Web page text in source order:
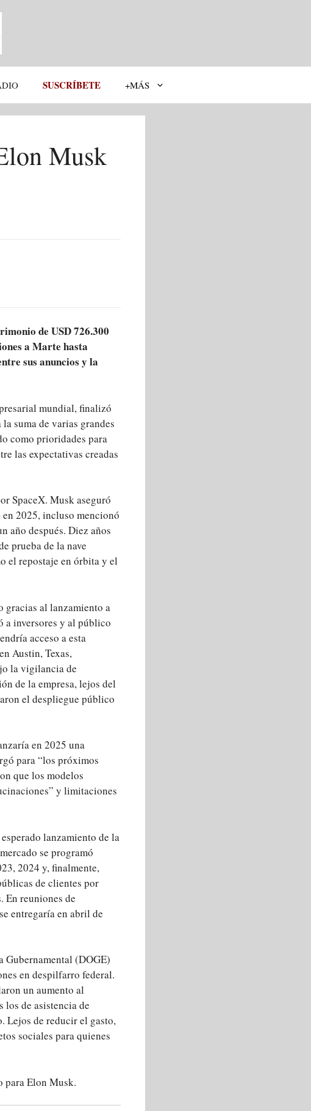
SUSCRÍBETE +MÁS
Musk
de USD 726.300
a Marte hasta
sus anuncios y la
mundial, finalizó
suma de varias grandes
como prioridades para
las expectativas creadas
SpaceX. Musk aseguró
2025, incluso mencionó
año después. Diez años
prueba de la nave
el repostaje en órbita y el
gracias al lanzamiento a
a inversores y al público
acceso a esta
Austin, Texas,
la vigilancia de
de la empresa, lejos del
el despliegue público
en 2025 una
para “los próximos
que los modelos
y limitaciones
lanzamiento de la
se programó
2024 y, finalmente,
de clientes por
En reuniones de
entregaría en abril de
Gubernamental (DOGE)
en despilfarro federal.
un aumento al
los de asistencia de
Lejos de reducir el gasto,
sociales para quienes
para Elon Musk.